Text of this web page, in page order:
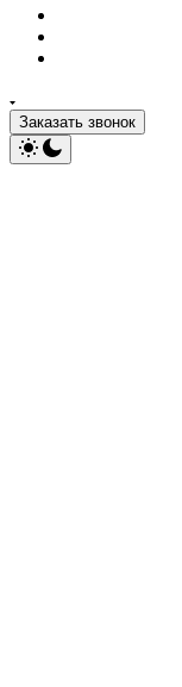
Заказать звонок